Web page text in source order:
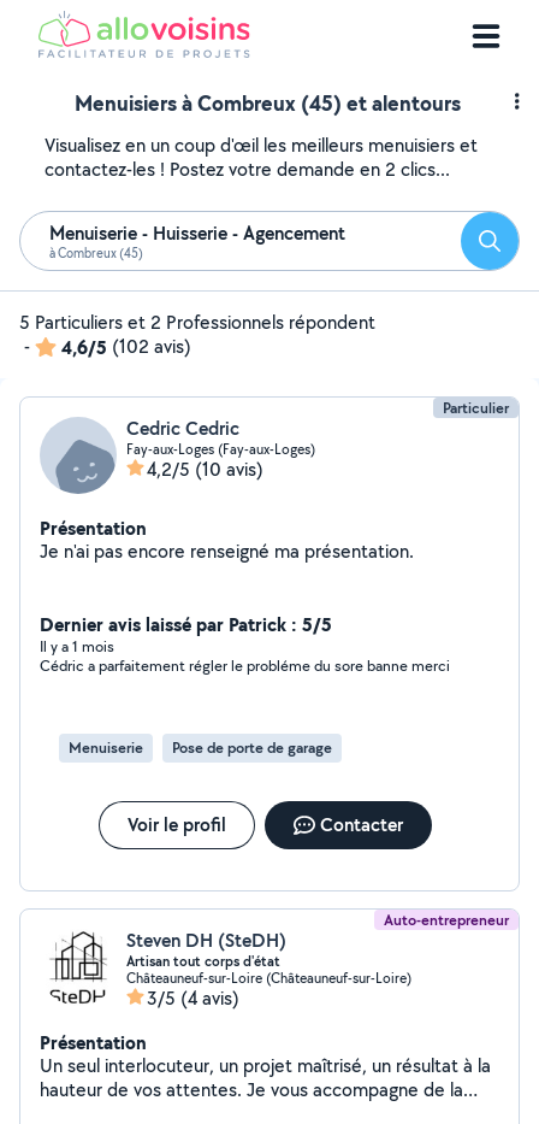
Menuisiers à Combreux (45) et alentours
Visualisez en un coup d'œil les meilleurs menuisiers et
contactez-les ! Postez votre demande en 2 clics...
Menuiserie - Huisserie - Agencement
à Combreux (45)
5 Particuliers et 2 Professionnels répondent
-
4,6/5 (102 avis)
Particulier
Cedric Cedric
Fay-aux-Loges (Fay-aux-Loges)
4,2/5 (10 avis)
Présentation
Je n'ai pas encore renseigné ma présentation.
Dernier avis laissé par Patrick : 5/5
Il y a 1 mois
Cédric a parfaitement régler le probléme du sore banne merci
Menuiserie Pose de porte de garage
Voir le profil Contacter
Auto-entrepreneur
Steven DH (SteDH)
Artisan tout corps d'état
Châteauneuf-sur-Loire (Châteauneuf-sur-Loire)
3/5 (4 avis)
Présentation
Un seul interlocuteur, un projet maîtrisé, un résultat à la
hauteur de vos attentes. Je vous accompagne de la